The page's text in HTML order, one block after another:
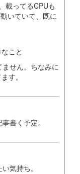
載ってるCPUも
いていて、既に
こと
せん。ちなみに
す。
書く予定。
気持ち。